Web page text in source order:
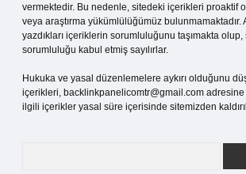
vermektedir. Bu nedenle, sitedeki içerikleri proaktif
veya araştırma yükümlülüğümüz bulunmamaktadır.
yazdıkları içeriklerin sorumluluğunu taşımakta
sorumluluğu kabul etmiş sayılırlar.
Hukuka ve yasal düzenlemelere aykırı olduğunu
içerikleri, backlinkpanelicomtr@gmail.com
ilgili içerikler yasal süre içerisinde sitemizden